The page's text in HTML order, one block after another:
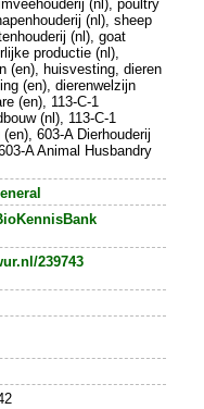
(nl), poultry
(nl), sheep
(nl), goat
productie (nl),
(en), huisvesting, dieren
(en), dierenwelzijn
(en), 113-C-1
(nl), 113-C-1
603-A Dierhouderij
A Animal Husbandry
239743